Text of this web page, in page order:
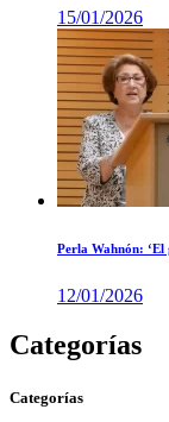
15/01/2026
Perla Wahnón: ‘El
12/01/2026
Categorías
Categorías